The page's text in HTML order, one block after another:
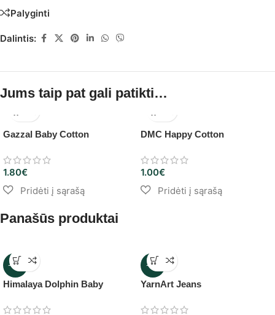
Palyginti
Dalintis:
Jums taip pat gali patikti…
Gazzal Baby Cotton
1.80€
DMC Happy Cotton
1.00€
Panašūs produktai
-14%
Himalaya Dolphin Baby
-11%
YarnArt Jeans